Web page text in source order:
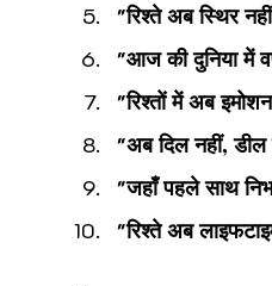
"रिश्ते अब स्थिर
"आज की दुनिया में
"रिश्तों में अब
"अब दिल नहीं, डील
"जहाँ पहले साथ
"रिश्ते अब